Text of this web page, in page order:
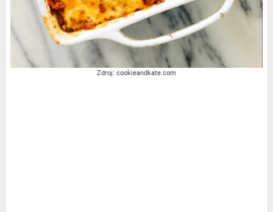
Zdroj: cookieandkate.com